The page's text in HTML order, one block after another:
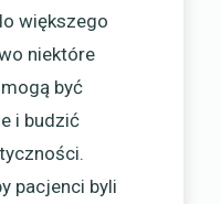
większego
niektóre
być
i budzić
pacjenci byli